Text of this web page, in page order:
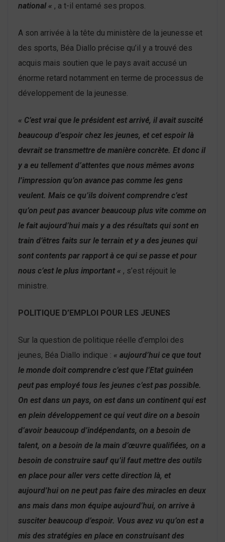
national « , a t-il entamé ses propos.
A son arrivée à la tête du ministère de la jeunesse et
des sports, Béa Diallo précise qu’il y a trouvé des
acquis mais soutien que le pays avait accusé un
énorme retard notamment en terme de processus de
développement de la jeunesse.
« C’est vrai que le président est arrivé, il avait suscité
beaucoup d’espoir chez les jeunes, et cet espoir là
devrait se transmettre de manière concrète. Et donc il
y a eu tellement d’attentes que nous mêmes avons
l’impression qu’on avance pas comme les gens
veulent. Mais ce qu’ils doivent comprendre c’est
qu’on peut pas avancer beaucoup plus vite comme on
le fait aujourd’hui mais y a des résultats qui sont en
train d’êtres faits sur le terrain et y a des jeunes qui
sont contents par rapport à ce qui se passe et pour
nous c’est le plus important « , s’est réjouit le
ministre.
POLITIQUE D’EMPLOI POUR LES JEUNES
Sur la question de politique réelle d’emploi des
jeunes, Béa Diallo indique : « aujourd’hui ce que tout
le monde doit comprendre c’est que l’Etat guinéen
peut pas employé tous les jeunes c’est pas possible.
On est dans un pays, on est dans un continent qui est
en plein développement ce qui veut dire on a besoin
d’avoir beaucoup d’indépendants, on a besoin de
talent, on a besoin de la main d’œuvre qualifiées, on a
besoin de construire sauf qu’il faut mettre des outils
en place pour aller vers cette direction là, et
aujourd’hui on ne peut pas faire des miracles en deux
ans mais dans mon équipe aujourd’hui, on arrive à
susciter beaucoup d’espoir. Vous avez vu qu’on est a
mis des stratégies en place en construisant des